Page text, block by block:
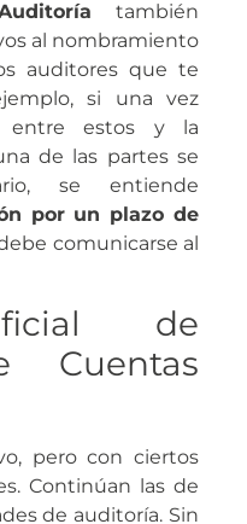
también
al nombramiento
auditores que te
si una vez
entre estos y la
de las partes se
se entiende
por un plazo de
comunicarse al
de
Cuentas
pero con ciertos
Continúan las de
de auditoría. Sin